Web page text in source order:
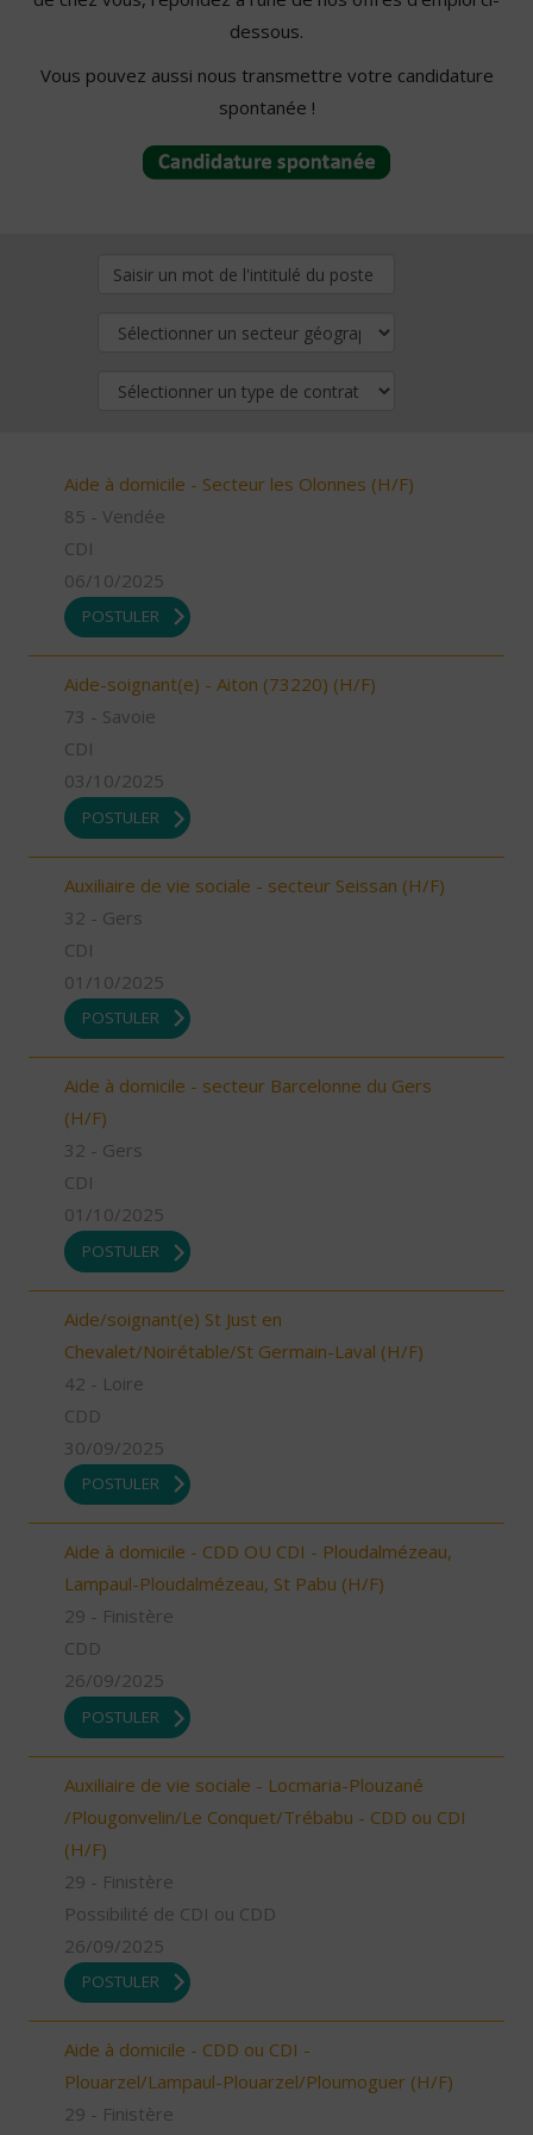
dessous.
Vous pouvez aussi nous transmettre votre candidature
spontanée !
Aide à domicile - Secteur les Olonnes (H/F)
85 - Vendée
CDI
06/10/2025
POSTULER
Aide-soignant(e) - Aiton (73220) (H/F)
73 - Savoie
CDI
03/10/2025
POSTULER
Auxiliaire de vie sociale - secteur Seissan (H/F)
32 - Gers
CDI
01/10/2025
POSTULER
Aide à domicile - secteur Barcelonne du Gers
(H/F)
32 - Gers
CDI
01/10/2025
POSTULER
Aide/soignant(e) St Just en
Chevalet/Noirétable/St Germain-Laval (H/F)
42 - Loire
CDD
30/09/2025
POSTULER
Aide à domicile - CDD OU CDI - Ploudalmézeau,
Lampaul-Ploudalmézeau, St Pabu (H/F)
29 - Finistère
CDD
26/09/2025
POSTULER
Auxiliaire de vie sociale - Locmaria-Plouzané
/Plougonvelin/Le Conquet/Trébabu - CDD ou CDI
(H/F)
29 - Finistère
Possibilité de CDI ou CDD
26/09/2025
POSTULER
Aide à domicile - CDD ou CDI -
Plouarzel/Lampaul-Plouarzel/Ploumoguer (H/F)
29 - Finistère